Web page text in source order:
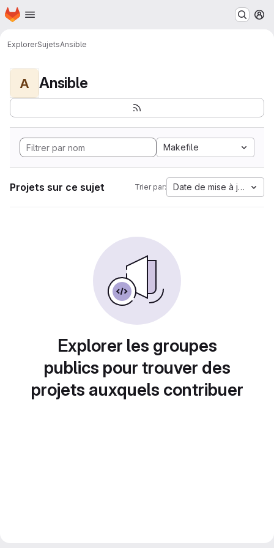
Passer au contenu principal
Page d'accueil
ExplorerSujetsAnsible
A Ansible
Makefile
Projets sur ce sujet Trier par: Date de mise à jour
Explorer les groupes
publics pour trouver des
projets auxquels contribuer